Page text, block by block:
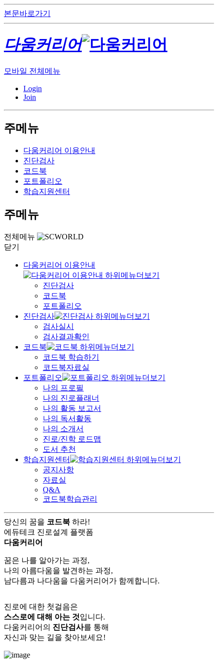
본문바로가기
다움커리어
모바일 전체메뉴
Login
Join
주메뉴
다움커리어 이용안내
진단검사
코드북
포트폴리오
학습지원센터
주메뉴
전체메뉴
닫기
다움커리어 이용안내
진단검사
코드북
포트폴리오
진단검사
검사실시
검사결과확인
코드북
코드북 학습하기
코드북자료실
포트폴리오
나의 프로필
나의 진로플래너
나의 활동 보고서
나의 독서활동
나의 소개서
진로/진학 로드맵
도서 추천
학습지원센터
공지사항
자료실
Q&A
코드북학습관리
당신의 꿈을 코드북 하라!
에듀테크 진로설계 플랫폼
다움커리어
꿈은 나를 알아가는 과정,
나의 아름다움을 발견하는 과정,
남다름과 나다움을 다움커리어가 함께합니다.
진로에 대한 첫걸음은
스스로에 대해 아는 것입니다.
다움커리어의 진단검사를 통해
자신과 맞는 길을 찾아보세요!